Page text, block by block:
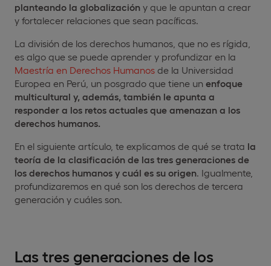
planteando la globalización y que le apuntan a crear
y fortalecer relaciones que sean pacíficas.
La división de los derechos humanos, que no es rígida,
es algo que se puede aprender y profundizar en la
Maestría en Derechos Humanos de la Universidad
Europea en Perú, un posgrado que tiene un enfoque
multicultural y, además, también le apunta a
responder a los retos actuales que amenazan a los
derechos humanos.
En el siguiente artículo, te explicamos de qué se trata la
teoría de la clasificación de las tres generaciones de
los derechos humanos y cuál es su origen . Igualmente,
profundizaremos en qué son los derechos de tercera
generación y cuáles son.
Las tres generaciones de los